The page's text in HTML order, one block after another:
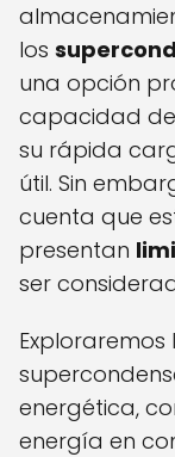
los
una opción
capacidad
su rápida
útil. Sin
cuenta que
presentan
ser
Exploraremos
energética,
energía en